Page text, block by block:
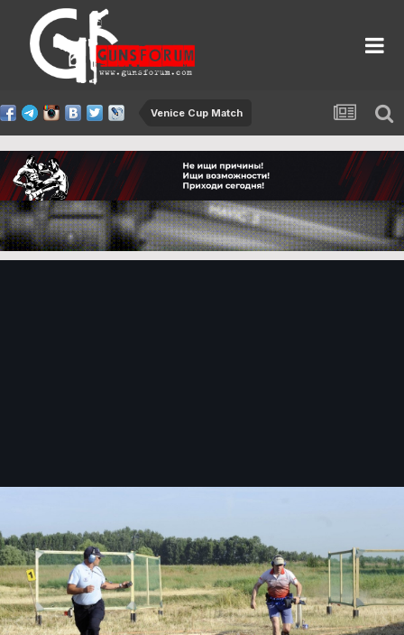
Venice Cup Match